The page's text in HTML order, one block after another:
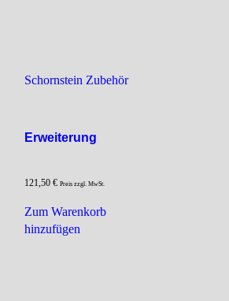
Schornstein Zubehör
Erweiterung
121,50 € Preis zzgl. MwSt.
Zum Warenkorb
hinzufügen